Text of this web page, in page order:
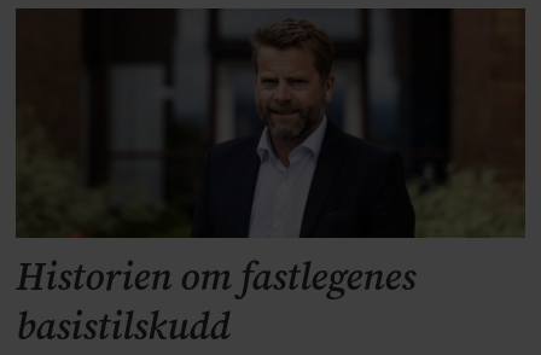
Historien om fastlegenes
basistilskudd